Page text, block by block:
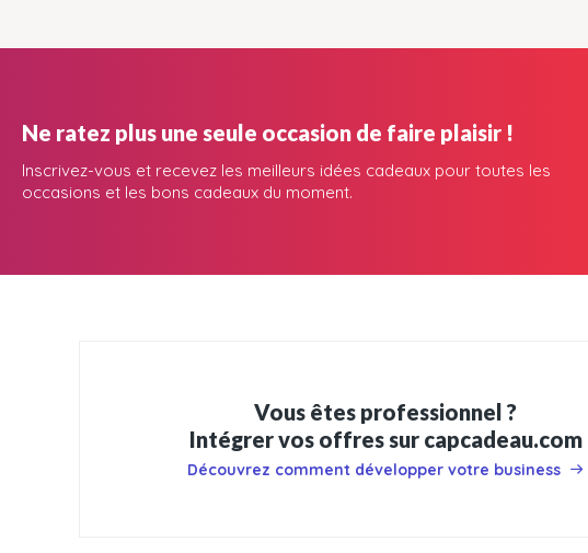
Ne ratez plus une seule occasion de faire plaisir !
Inscrivez-vous et recevez les meilleurs idées cadeaux pour toutes les
occasions et les bons cadeaux du moment.
Vous êtes professionnel ?
Intégrer vos offres sur capcadeau.com
Découvrez comment développer votre business